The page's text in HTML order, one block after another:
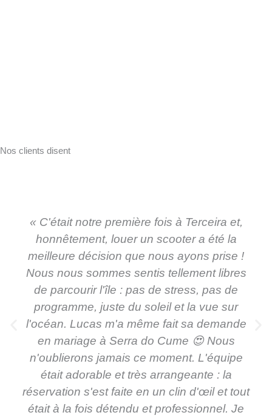
Nos clients disent
« C'était notre première fois à Terceira et,
honnêtement, louer un scooter a été la
meilleure décision que nous ayons prise !
Nous nous sommes sentis tellement libres
de parcourir l'île : pas de stress, pas de
programme, juste du soleil et la vue sur
l'océan. Lucas m'a même fait sa demande
en mariage à Serra do Cume 😍 Nous
n'oublierons jamais ce moment. L'équipe
était adorable et très arrangeante : la
réservation s'est faite en un clin d'œil et tout
était à la fois détendu et professionnel. Je